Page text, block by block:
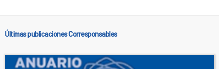
Últimas publicaciones Corresponsables